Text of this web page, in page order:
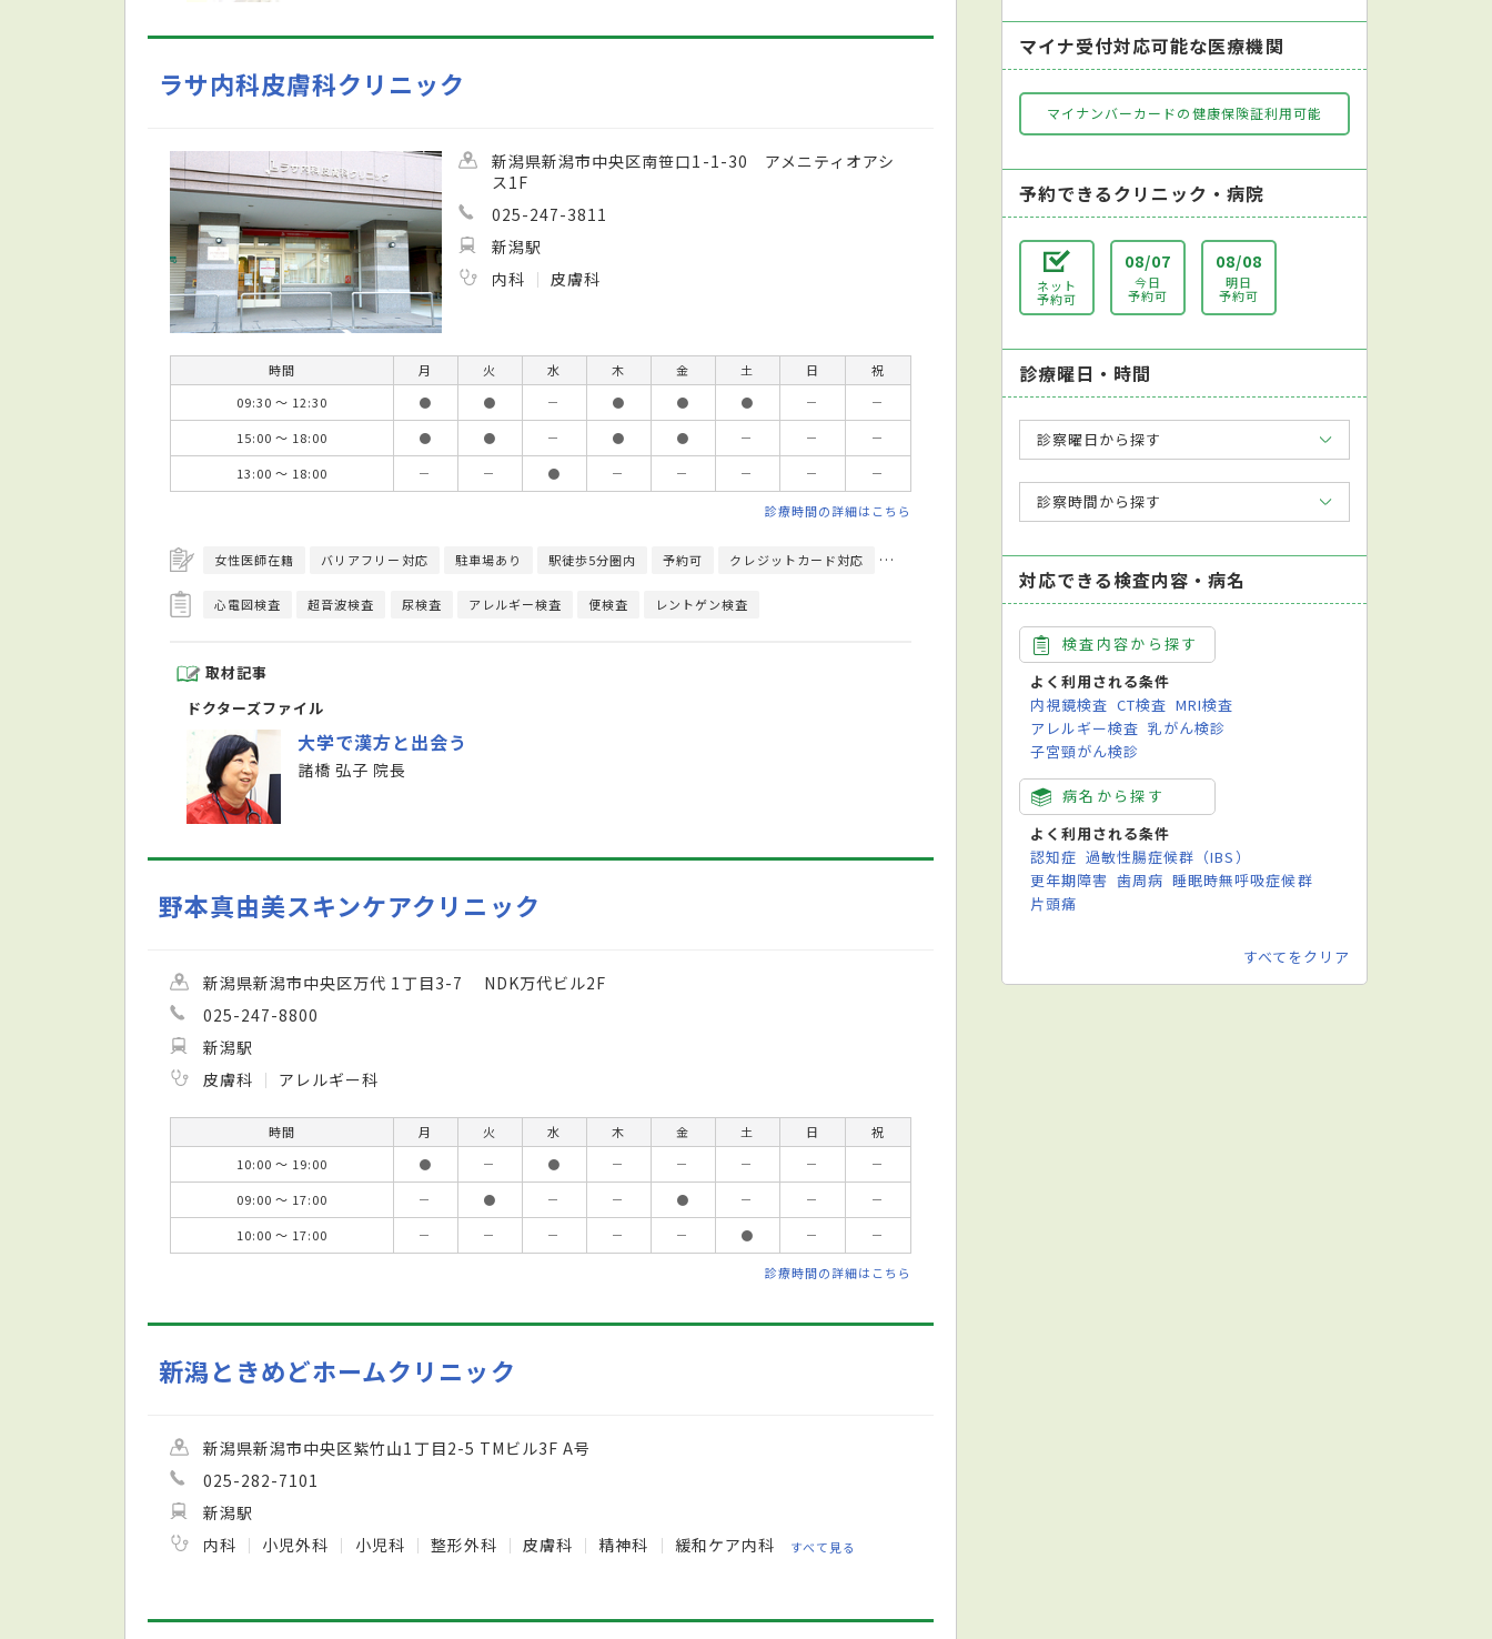
ラサ内科皮膚科クリニック
新潟県新潟市中央区南笹口1-1-30 アメニティオアシ
ス1F
025-247-3811
新潟駅
内科
皮膚科
時間 月 火 水 木 金 土 日
祝
09:30 ～ 12:30
● ● － ● ● ● －
－
15:00 ～ 18:00
● ● － ● ● － －
－
13:00 ～ 18:00
－ － ● － － － － －
診療時間の詳細はこちら
女性医師在籍 バリアフリー対応 駐車場あり 駅徒歩5分圏内 予約可 クレジットカード対応 健康診断対応 日本東洋医学会漢方専門医 英語対応可 中国語対応可
心電図検査 超音波検査 尿検査 アレルギー検査 便検査 レントゲン検査
取材記事
ドクターズファイル
大学で漢方と出会う
諸橋 弘子 院長
野本真由美スキンケアクリニック
新潟県新潟市中央区万代 1丁目3-7 NDK万代ビル2F
025-247-8800
新潟駅
皮膚科
アレルギー科
時間 月 火 水 木 金 土 日
祝
10:00 ～ 19:00
● － ● － － － －
－
09:00 ～ 17:00
－ ● － － ● － －
－
10:00 ～ 17:00
－ － － － － ● － －
診療時間の詳細はこちら
新潟ときめどホームクリニック
新潟県新潟市中央区紫竹山1丁目2-5 TMビル3F A号
025-282-7101
新潟駅
内科
小児外科 小児科 整形外科 皮膚科 精神科 緩和ケア内科 すべて見る
マイナ受付対応可能な医療機関
マイナンバーカードの健康保険証利用可能
予約できるクリニック・病院
ネット
予約可
08/07
今日
予約可
08/08
明日
予約可
診療曜日・時間
診察曜日から探す
診察時間から探す
対応できる検査内容・病名
検査内容から探す
よく利用される条件
内視鏡検査 CT検査 MRI検査
アレルギー検査 乳がん検診
子宮頸がん検診
病名から探す
よく利用される条件
認知症 過敏性腸症候群（IBS）
更年期障害 歯周病 睡眠時無呼吸症候群
片頭痛
すべてをクリア